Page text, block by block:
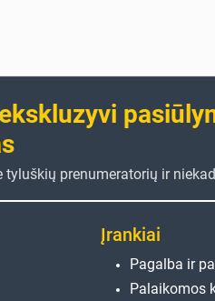
tyluškių prenumeratorių ir
Įrankiai
Pagalba ir
Palaikomos